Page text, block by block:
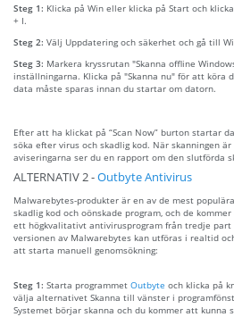
Steg 1: Klicka på Win eller klicka på Start och
+ I.
Steg 2: Välj Uppdatering och säkerhet och gå till
Steg 3: Markera kryssrutan "Skanna offline
inställningarna. Klicka på "Skanna nu" för att köra
data måste sparas innan du startar om datorn.
Efter att ha klickat på “Scan Now” burton startar
söka efter virus och skadlig kod. När skanningen
aviseringarna ser du en rapport om den slutförda
ALTERNATIV 2 -Outbyte Antivirus
Malwarebytes-produkter är en av de mest
skadlig kod och oönskade program, och de
ett högkvalitativt antivirusprogram från tredje part
versionen av Malwarebytes kan utföras i realtid
att starta manuell genomsökning:
Steg 1: Starta programmet Outbyte och klicka på
välja alternativet Skanna till vänster i
Systemet börjar skanna och du kommer att kunna